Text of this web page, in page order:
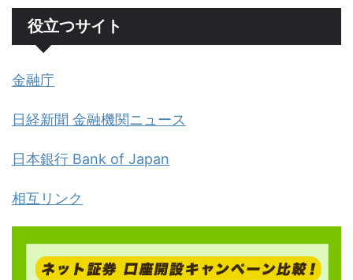
役立つサイト
金融庁
日経新聞 金融機関ニュース
日本銀行 Bank of Japan
相互リンク